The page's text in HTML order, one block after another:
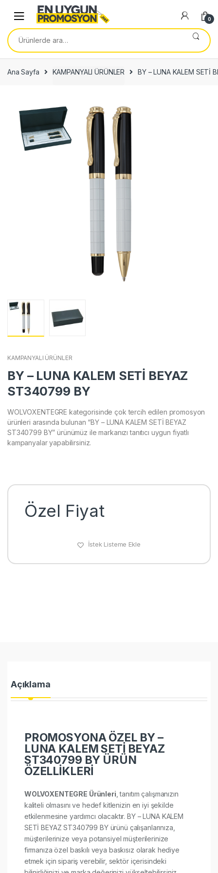
navigation
content
0
Ara:
Ana Sayfa KAMPANYALI ÜRÜNLER BY – LUNA KALEM SETİ
KAMPANYALI ÜRÜNLER
BY – LUNA KALEM SETİ BEYAZ
ST340799 BY
WOLVOXENTEGRE kategorisinde çok tercih edilen promosyon
ürünleri arasında bulunan “BY – LUNA KALEM SETİ BEYAZ
ST340799 BY” ürünümüz ile markanızı tanıtıcı uygun fiyatlı
kampanyalar yapabilirsiniz.
Özel Fiyat
İstek Listeme Ekle
Açıklama
PROMOSYONA ÖZEL BY –
LUNA KALEM SETİ BEYAZ
ST340799 BY ÜRÜN
ÖZELLİKLERİ
WOLVOXENTEGRE Ürünleri , tanıtım çalışmanızın
kaliteli olmasını ve hedef kitlenizin en iyi şekilde
etkilenmesine yardımcı olacaktır. BY – LUNA KALEM
SETİ BEYAZ ST340799 BY ürünü çalışanlarınıza,
müşterilerinize veya potansiyel müşterilerinize
firmanıza özel baskılı veya baskısız olarak hediye
etmek için sipariş verebilir, sektör içerisindeki